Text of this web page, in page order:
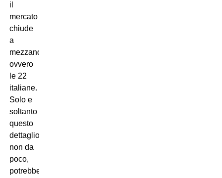
il
mercato
chiude
a
mezzanotte,
ovvero
le 22
italiane.
Solo e
soltanto
questo
dettaglio,
non da
poco,
potrebbe